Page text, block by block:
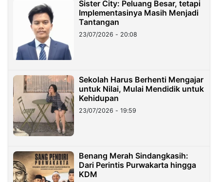
Sister City: Peluang Besar, tetapi
Implementasinya Masih Menjadi
Tantangan
23/07/2026 - 20:08
Sekolah Harus Berhenti Mengajar
untuk Nilai, Mulai Mendidik untuk
Kehidupan
23/07/2026 - 19:59
Benang Merah Sindangkasih:
Dari Perintis Purwakarta hingga
KDM